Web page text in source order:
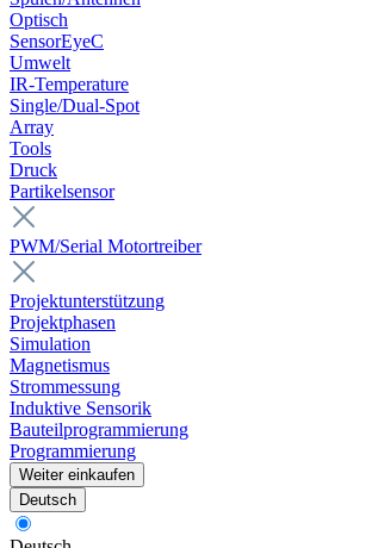
Optisch
SensorEyeC
Umwelt
IR-Temperature
Single/Dual-Spot
Array
Tools
Druck
Partikelsensor
PWM/Serial Motortreiber
Projektunterstützung
Projektphasen
Simulation
Magnetismus
Strommessung
Induktive Sensorik
Bauteilprogrammierung
Programmierung
Weiter einkaufen
Deutsch